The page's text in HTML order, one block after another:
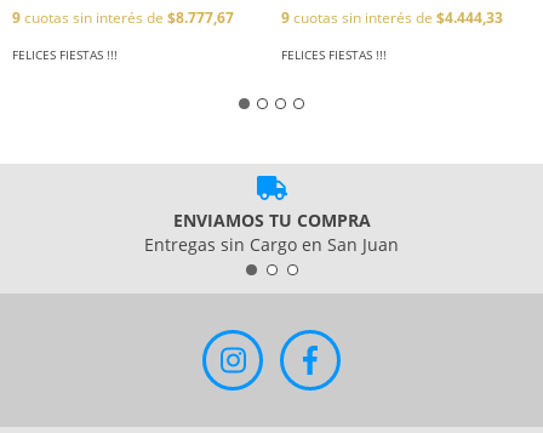
9cuotas sin interés de $8.777,67
FELICES FIESTAS !!!
9cuotas sin interés de $4.444,33
FELICES FIESTAS !!!
ENVIAMOS TU COMPRA
Entregas sin Cargo en San Juan